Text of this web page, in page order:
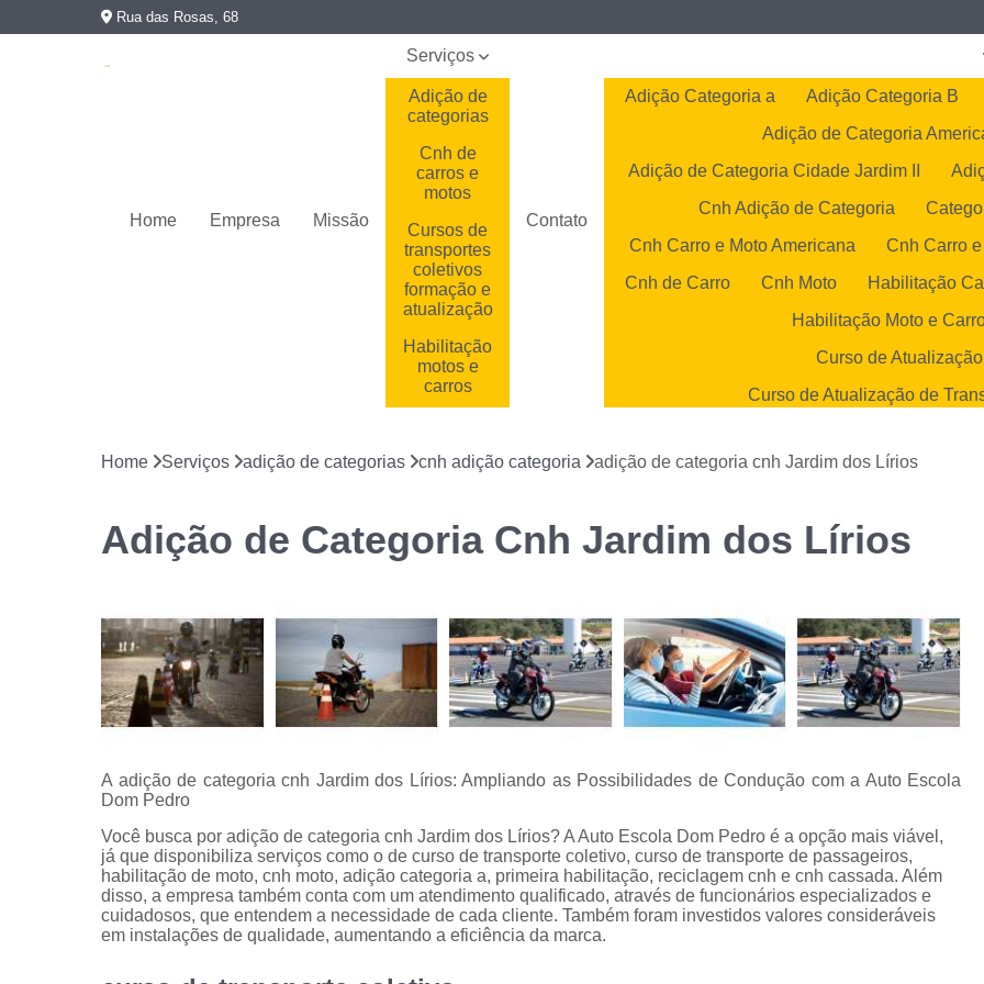
Rua das Rosas, 68
Home Empresa Missão
Serviços
Adição de
categorias
Cnh de
carros e
motos
Cursos de
transportes
coletivos
formação e
atualização
Habilitação
motos e
carros
Reciclagem
de cnh
Contato
Adição Categoria a Adição Categoria B
Adição de Categoria
Adição de Categoria Cidade Jardim II
Cnh Adição de Categoria
Cnh Carro e Moto Americana
Cnh Carro e
Cnh de Carro
Cnh Moto Habilitação
Habilitação Moto e
Curso de
Curso de Atualização de
Curso de Atualização
Curso de Formação de Transporte Coletivo
Curso de Transporte Coletivo Formação e
Cursos Transporte Coletivo
Carteira de Carro e Moto
Carteira de
Carteira Moto e Carro
Cnh
Habilitação Carro e Moto Cidade
Carteira de Habilitação Cassada
Cnh Cassada
Cnh Cassada
Cnh Cassada e Vencida
Cnh
Habilitação
Home Serviços adição de categorias cnh adição categoria adição de categoria cnh Jardim dos Lírios
Adição de Categoria Cnh Jardim dos Lírios
A adição de categoria cnh Jardim dos Lírios: Ampliando as Possibilidades de Condução com a Auto Escola
Dom Pedro
Você busca por adição de categoria cnh Jardim dos Lírios? A Auto Escola Dom Pedro é a opção mais viável,
já que disponibiliza serviços como o de curso de transporte coletivo, curso de transporte de passageiros,
habilitação de moto, cnh moto, adição categoria a, primeira habilitação, reciclagem cnh e cnh cassada. Além
disso, a empresa também conta com um atendimento qualificado, através de funcionários especializados e
cuidadosos, que entendem a necessidade de cada cliente. Também foram investidos valores consideráveis
em instalações de qualidade, aumentando a eficiência da marca.